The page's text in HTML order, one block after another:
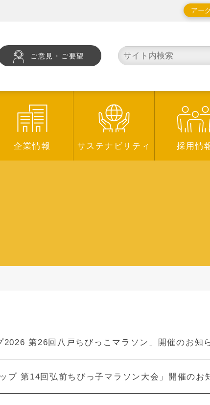
アー
ご意見・ご要望
企業情報 サステナビリティ 採用情
2026 第26回八戸ちびっこマラソン」開催のお知
プ 第14回弘前ちびっ子マラソン大会」開催のお